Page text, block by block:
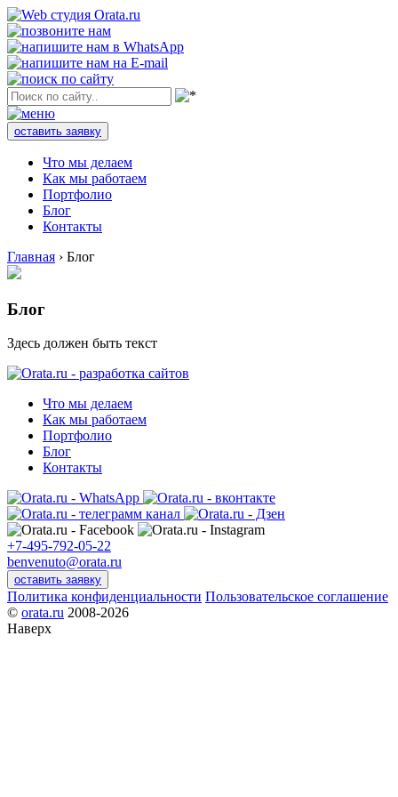
оставить заявку
Что мы делаем
Как мы работаем
Портфолио
Блог
Контакты
Главная › Блог
Блог
Здесь должен быть текст
Что мы делаем
Как мы работаем
Портфолио
Блог
Контакты
+7-495-792-05-22
benvenuto@orata.ru
оставить заявку
Политика конфиденциальности Пользовательское соглашение
© orata.ru 2008-2026
Наверх